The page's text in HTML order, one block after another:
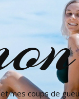
mes coups de